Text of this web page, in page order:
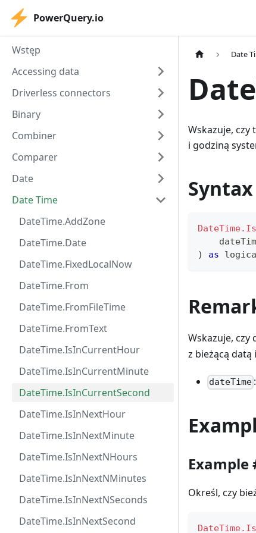
PowerQuery.io
Wstęp
Accessing data
Driverless connectors
Binary
Combiner
Comparer
Date
Date Time
DateTime.AddZone
DateTime.Date
DateTime.FixedLocalNow
DateTime.From
DateTime.FromFileTime
DateTime.FromText
DateTime.IsInCurrentHour
DateTime.IsInCurrentMinute
DateTime.IsInCurrentSecond
DateTime.IsInNextHour
DateTime.IsInNextMinute
DateTime.IsInNextNHours
DateTime.IsInNextNMinutes
DateTime.IsInNextNSeconds
DateTime.IsInNextSecond
Date
Wskazuje, czy
i godziną
Syntax
)
as
Wskazuje, czy
z bieżącą datą
dateTime
Example
Określ, czy